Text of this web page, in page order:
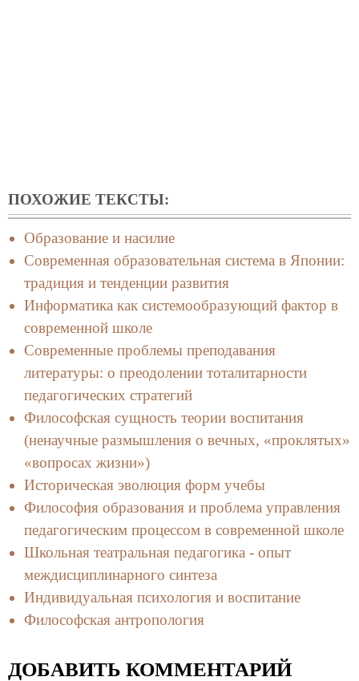
ПОХОЖИЕ ТЕКСТЫ:
Образование и насилие
Современная образовательная система в Японии:
традиция и тенденции развития
Информатика как системообразующий фактор в
современной школe
Современные проблемы преподавания
литературы: о преодолении тоталитарности
педагогических стратегий
Философская сущность теории воспитания
(ненаучные размышления о вечных, «проклятых»
«вопросах жизни»)
Историческая эволюция форм учебы
Философия образования и проблема управления
педагогическим процессом в современной школе
Школьная театральная педагогика - опыт
междисциплинарного синтеза
Индивидуальная психология и воспитание
Философская антропология
ДОБАВИТЬ КОММЕНТАРИЙ